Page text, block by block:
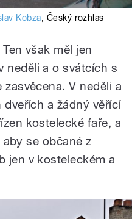
Kobza, Český rozhlas
však měl jen
neděli a o svátcích s
V neděli a
a žádný věřící
kostelecké faře, a
se občané z
jen v kosteleckém a